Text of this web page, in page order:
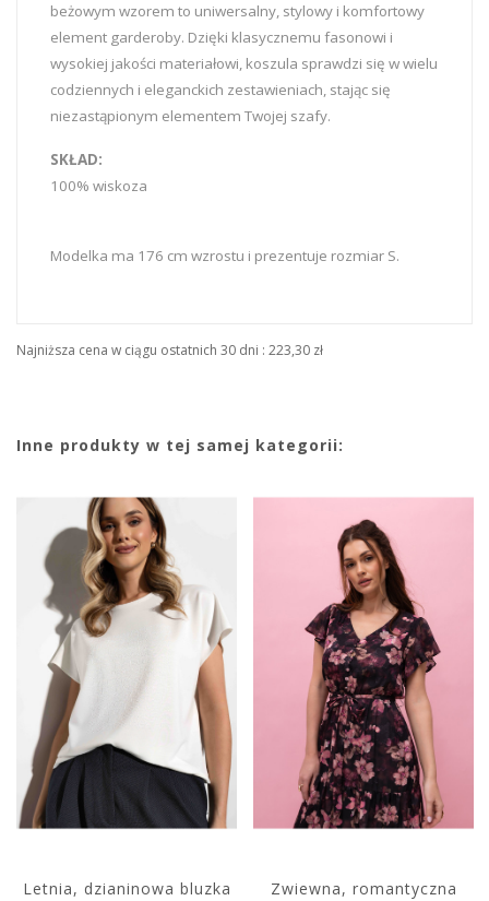
beżowym wzorem to uniwersalny, stylowy i komfortowy
element garderoby. Dzięki klasycznemu fasonowi i
wysokiej jakości materiałowi, koszula sprawdzi się w wielu
codziennych i eleganckich zestawieniach, stając się
niezastąpionym elementem Twojej szafy.
SKŁAD:
100% wiskoza
Modelka ma 176 cm wzrostu i prezentuje rozmiar S.
Najniższa cena w ciągu ostatnich 30 dni : 223,30 zł
Inne produkty w tej samej kategorii:
Letnia, dzianinowa bluzka
Zwiewna, romantyczna